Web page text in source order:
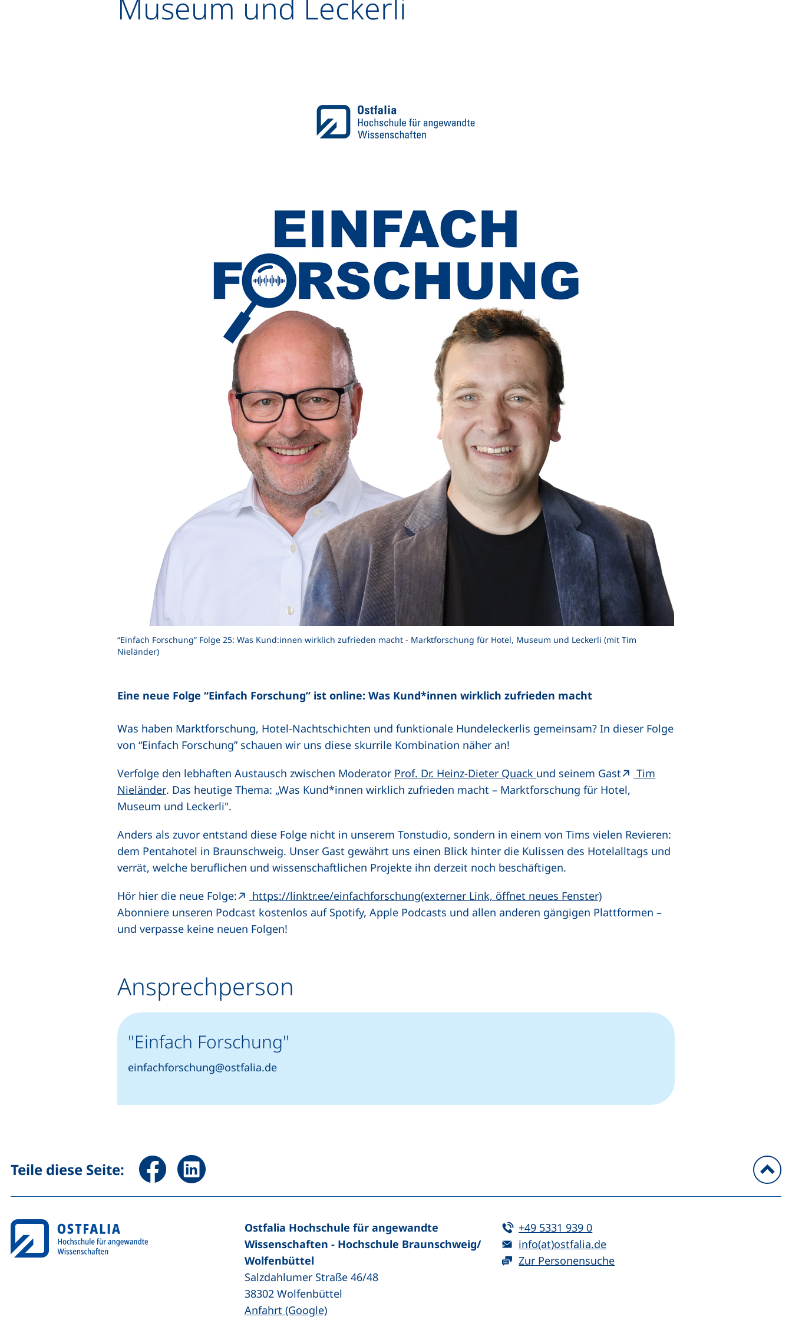
Museum und Leckerli
“Einfach Forschung” Folge 25: Was Kund:innen wirklich zufrieden macht - Marktforschung für Hotel, Museum und Leckerli (mit Tim
Nieländer)
Eine neue Folge “Einfach Forschung” ist online: Was Kund*innen wirklich zufrieden macht
Was haben Marktforschung, Hotel-Nachtschichten und funktionale Hundeleckerlis gemeinsam? In dieser Folge
von “Einfach Forschung” schauen wir uns diese skurrile Kombination näher an!
Verfolge den lebhaften Austausch zwischen Moderator Prof. Dr. Heinz-Dieter Quack und seinem Gast
Tim
Nieländer(externer Link, öffnet neues Fenster)
. Das heutige Thema: „Was Kund*innen wirklich zufrieden macht – Marktforschung für Hotel,
Museum und Leckerli".
Anders als zuvor entstand diese Folge nicht in unserem Tonstudio, sondern in einem von Tims vielen Revieren:
dem Pentahotel in Braunschweig. Unser Gast gewährt uns einen Blick hinter die Kulissen des Hotelalltags und
verrät, welche beruflichen und wissenschaftlichen Projekte ihn derzeit noch beschäftigen.
Hör hier die neue Folge:
https://linktr.ee/einfachforschung(externer Link, öffnet neues Fenster)(externer Link, öffnet neues Fenster)
Abonniere unseren Podcast kostenlos auf Spotify, Apple Podcasts und allen anderen gängigen Plattformen –
und verpasse keine neuen Folgen!
Ansprechperson
"Einfach Forschung"
einfachforschung@ostfalia.de
Teile diese Seite: Seite über Facebook teilen (externer Link, öffnet neues Fenster)
Seite über LinkedIn teilen (externer Link, öffnet neues Fenster)
Ostfalia Hochschule für angewandte
Wissenschaften - Hochschule Braunschweig/​
Wolfenbüttel
Salzdahlumer Straße 46/48
38302 Wolfenbüttel
Anfahrt (Google)(externer Link, öffnet neues Fenster)
Tel:
+49 5331 939 0(startet einen Telefonanruf, wenn Ihr
E-Mail:
info(at)ostfalia.de(öffnet Ihr E-Mail-Programm)
Zur Personensuche